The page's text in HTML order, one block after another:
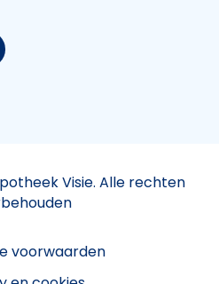
Visie. Alle rechten
voorwaarden